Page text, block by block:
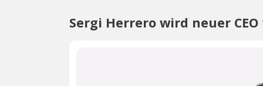
Sergi Herrero wird neuer